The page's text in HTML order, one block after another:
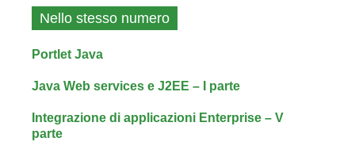
Nello stesso numero
Portlet Java
Java Web services e J2EE – I parte
Integrazione di applicazioni Enterprise – V
parte